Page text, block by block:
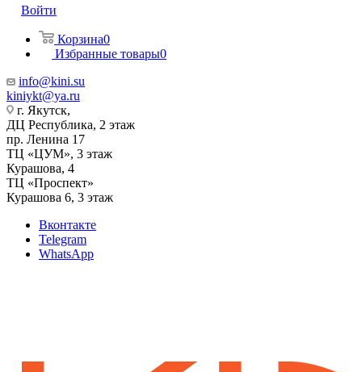
Войти
Корзина0
Избранные товары0
info@kini.su
kiniykt@ya.ru
г. Якутск, ​‌
ДЦ Республика, 2 этаж
‌‌пр. Ленина 17
‌ТЦ «ЦУМ», 3 этаж
‌Курашова, 4
ТЦ «Проспект»
Курашова 6, 3 этаж
Вконтакте
Telegram
WhatsApp